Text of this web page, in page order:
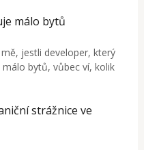
málo bytů
jestli developer, který
bytů, vůbec ví, kolik
strážnice ve